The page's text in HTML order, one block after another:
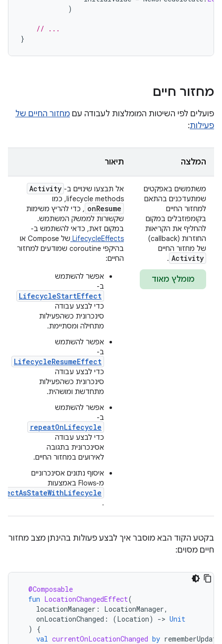
)
// ...
}
מחזור חיים
פועלים לפי השיטות המומלצות לעבודה עם מחזור החיים של
פעילות:
המלצה תיאור
משתמשים באפקטים
שמתעדכנים בהתאם
למחזור החיים
בקומפוזבלים במקום
להחליף את הקריאות
החוזרות (callback)
של מחזור החיים
Activity
.
מומלץ מאוד
אל תבצעו שינויים ב- Activity
lifecycle methods, כמו
onResume , כדי להריץ משימות
שקשורות לממשק המשתמש.
במקום זאת, כדאי להשתמש ב-
LifecycleEffects
של Compose או
בהיקפי coroutine שמודעים למחזור
החיים:
אפשר להשתמש
ב-
LifecycleStartEffect
כדי לבצע עבודה
סינכרונית כשהפעילות
מתחילה ומסתיימת.
אפשר להשתמש
ב-
LifecycleResumeEffect
כדי לבצע עבודה
סינכרונית כשהפעילות
מתחדשת ומושהית.
אפשר להשתמש
ב-
repeatOnLifecycle
כדי לבצע עבודה
אסינכרונית בתגובה
לאירועים במחזור החיים.
איסוף נתונים אסינכרוניים
מ-Flows באמצעות
.
בקטע הקוד הבא מוסבר איך לבצע פעולות בהינתן מצב מחזור
חיים מסוים:
@Composable
fun LocationChangedEffect(
locationManager : LocationManager,
onLocationChanged : (Location) -> Unit
)
{
val currentOnLocationChanged by